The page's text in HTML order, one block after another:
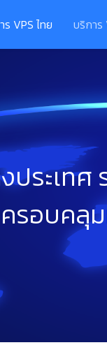
ร VPS ไทย บริการ
ประเท
รอบคลุ